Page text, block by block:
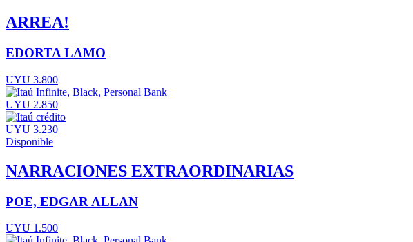
ARREA!
EDORTA LAMO
UYU 3.800
UYU 2.850
UYU 3.230
Disponible
NARRACIONES EXTRAORDINARIAS
POE, EDGAR ALLAN
UYU 1.500